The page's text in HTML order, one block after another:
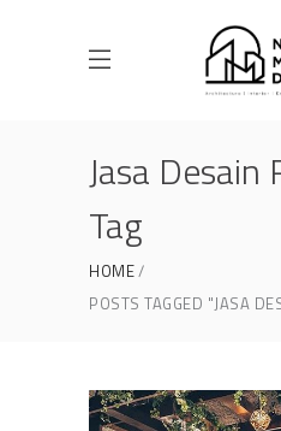
Jasa
Tag
HOME
POSTS TAGGED "JASA